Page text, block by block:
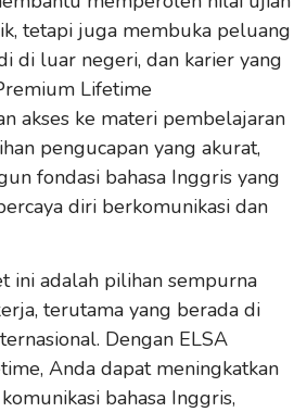
tetapi juga membuka peluang
di luar negeri, dan karier yang
Lifetime
akses ke materi pembelajaran
pengucapan yang akurat,
fondasi bahasa Inggris yang
diri berkomunikasi dan
ini adalah pilihan sempurna
terutama yang berada di
Dengan ELSA
Anda dapat meningkatkan
bahasa Inggris,